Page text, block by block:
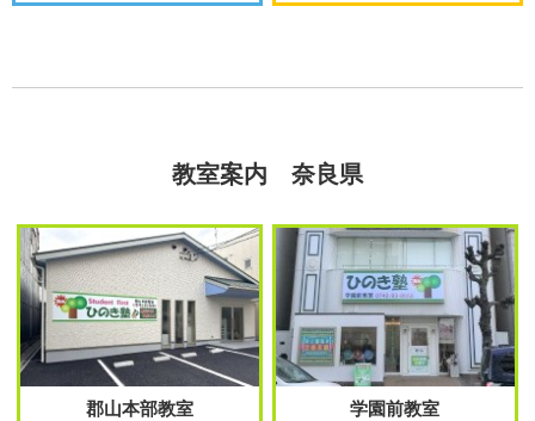
教室案内 奈良県
郡山本部教室 学園前教室